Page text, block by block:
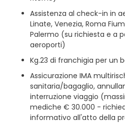
Assistenza al check-in in
Linate, Venezia, Roma
Palermo (su richiesta e a
aeroporti)
Kg.23 di franchigia per un
Assicurazione IMA
sanitaria/bagaglio,
interruzione viaggio
mediche € 30.000 -
informativo all'atto della